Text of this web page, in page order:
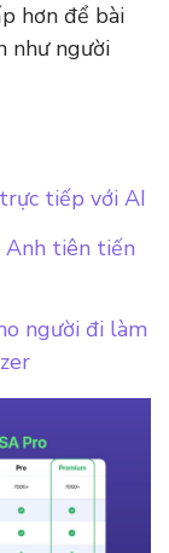
hơn để bài
như người
tiếp với AI
Anh tiên tiến
người đi làm